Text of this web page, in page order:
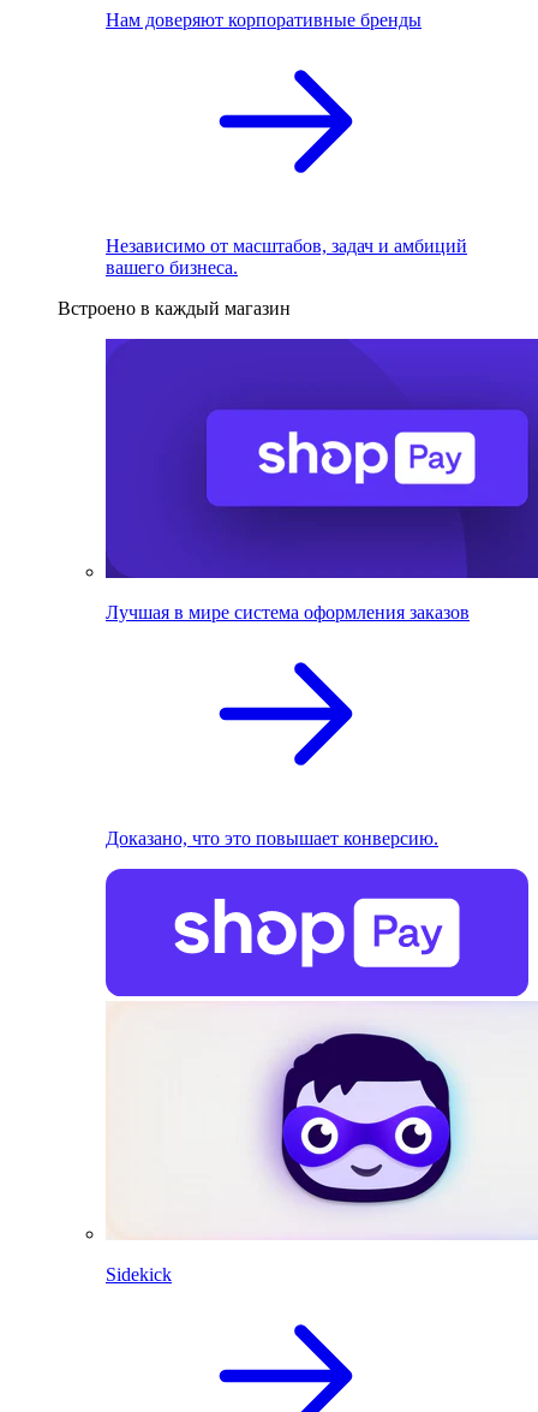
Нам доверяют корпоративные бренды
Независимо от масштабов, задач и амбиций
вашего бизнеса.
Встроено в каждый магазин
Лучшая в мире система оформления заказов
Доказано, что это повышает конверсию.
Sidekick